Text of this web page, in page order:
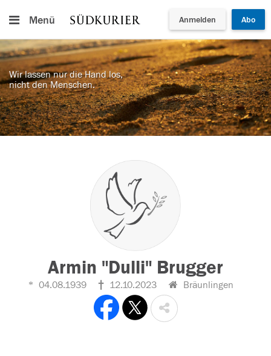
Menü Anmelden Abo
Wir lassen nur die Hand los,
nicht den Menschen.
Armin "Dulli" Brugger
04.08.1939 12.10.2023 Bräunlingen